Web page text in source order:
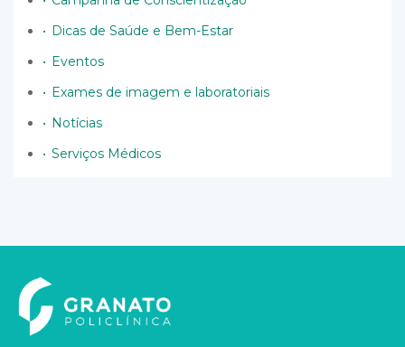
Dicas de Saúde e Bem-Estar
Eventos
Exames de imagem e laboratoriais
Notícias
Serviços Médicos